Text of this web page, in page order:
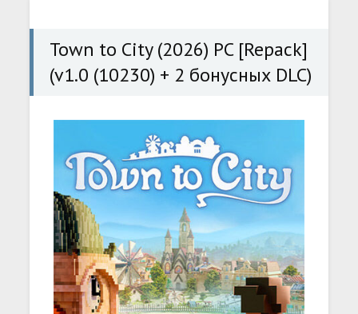
Town to City (2026) PC [Repack]
(v1.0 (10230) + 2 бонусных DLC)